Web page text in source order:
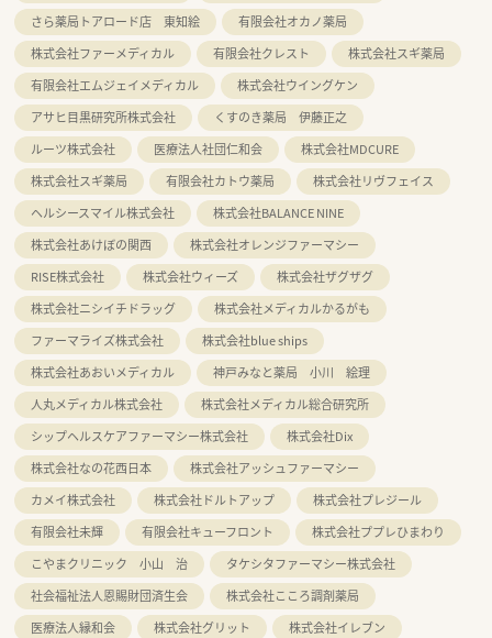
さら薬局トアロード店 東知絵
有限会社オカノ薬局
株式会社ファーメディカル
有限会社クレスト
株式会社スギ薬局
有限会社エムジェイメディカル
株式会社ウイングケン
アサヒ目黒研究所株式会社
くすのき薬局 伊藤正之
ルーツ株式会社
医療法人社団仁和会
株式会社MDCURE
株式会社スギ薬局
有限会社カトウ薬局
株式会社リヴフェイス
ヘルシースマイル株式会社
株式会社BALANCE NINE
株式会社あけぼの関西
株式会社オレンジファーマシー
RISE株式会社
株式会社ウィーズ
株式会社ザグザグ
株式会社ニシイチドラッグ
株式会社メディカルかるがも
ファーマライズ株式会社
株式会社blue ships
株式会社あおいメディカル
神戸みなと薬局 小川 絵理
人丸メディカル株式会社
株式会社メディカル総合研究所
シップヘルスケアファーマシー株式会社
株式会社Dix
株式会社なの花西日本
株式会社アッシュファーマシー
カメイ株式会社
株式会社ドルトアップ
株式会社プレジール
有限会社未輝
有限会社キューフロント
株式会社ププレひまわり
こやまクリニック 小山 治
タケシタファーマシー株式会社
社会福祉法人恩賜財団済生会
株式会社こころ調剤薬局
医療法人縁和会
株式会社グリット
株式会社イレブン